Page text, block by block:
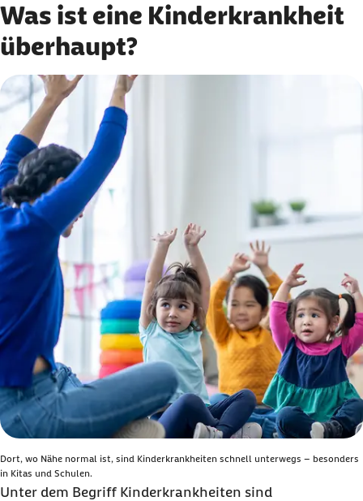
Was ist eine Kinderkrankheit
überhaupt?
Dort, wo Nähe normal ist, sind Kinderkrankheiten schnell unterwegs – besonders
in Kitas und Schulen.
Unter dem Begriff Kinderkrankheiten sind